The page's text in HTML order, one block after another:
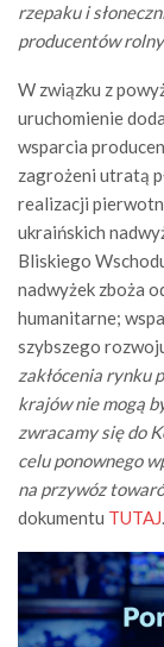
rzepaku i
producentów
W związku z
uruchomienie
wsparcia
zagrożeni utratą
realizacji
ukraińskich
Bliskiego
nadwyżek zboża
humanitarne;
szybszego
zakłócenia rynku
krajów nie mogą
zwracamy się do
celu ponownego
na przywóz
dokumentu TUTAJ.